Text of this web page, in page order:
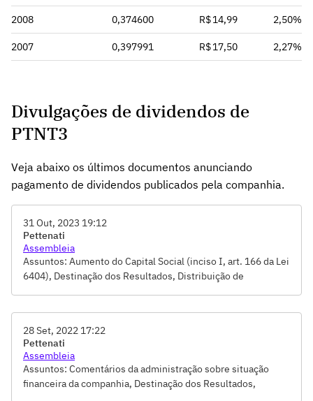
2008 0,374600 R$ 14,99 2,50%
2007 0,397991 R$ 17,50 2,27%
Divulgações de dividendos de
PTNT3
Veja abaixo os últimos documentos anunciando
pagamento de dividendos publicados pela companhia.
31 Out, 2023 19:12
Pettenati
Assembleia
Assuntos: Aumento do Capital Social (inciso I, art. 166 da Lei
6404), Destinação dos Resultados, Distribuição de
Conselheiros, Tomada de Contas-Votação do Relatório da
Administração e das Demonstrações Financeiras
28 Set, 2022 17:22
Pettenati
Assembleia
Assuntos: Comentários da administração sobre situação
financeira da companhia, Destinação dos Resultados,